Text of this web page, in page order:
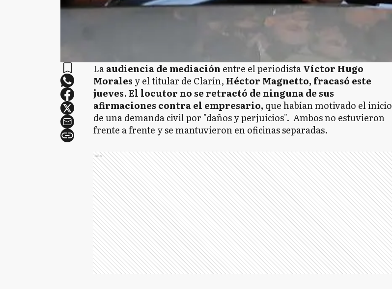
Laaudiencia de mediación entre el periodistaVíctor Hugo
Morales y el titular de Clarín, Héctor Magnetto, fracasó este
jueves.El locutor no se retractó de ninguna de sus
afirmaciones contra el empresario, que habían motivado el inicio
de una demanda civil por "daños y perjuicios". Ambos no estuvieron
frente a frente y se mantuvieron en oficinas separadas.
Ads